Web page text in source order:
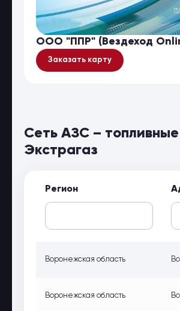
ООО "ППР" (Вездеход
Заказать карту
Сеть АЗС –
Экстрагаз
Регион
Воронежская область
Воронежская область